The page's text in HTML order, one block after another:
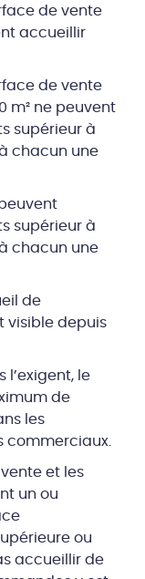
de vente
accueillir
de vente
m² ne peuvent
supérieur à
chacun une
supérieur à
chacun une
de
visible depuis
l’exigent, le
de
les
commerciaux.
et les
un ou
ou
accueillir de